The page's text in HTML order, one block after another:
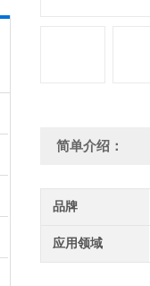
简单介绍：
品牌
应用领域